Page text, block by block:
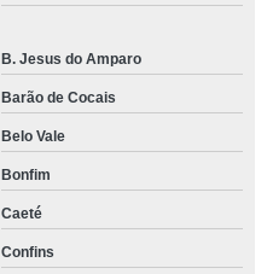
B. Jesus do Amparo
Barão de Cocais
Belo Vale
Bonfim
Caeté
Confins